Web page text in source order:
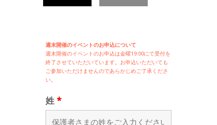
週末開催のイベントのお申込について
週末開催のイベントのお申込は金曜19:00にて受付を
終了させていただいています。お申込いただいても
ご参加いただけませんのであらかじめご了承くださ
い。
姓 *